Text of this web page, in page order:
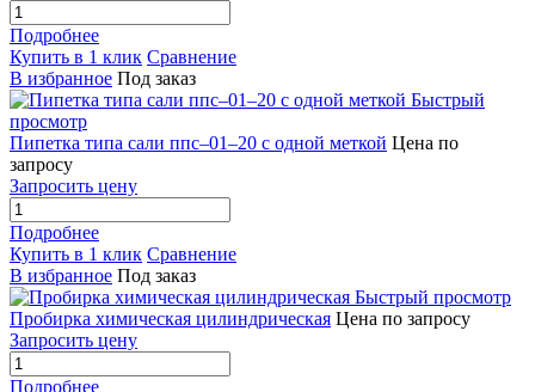
Подробнее
Купить в 1 клик Сравнение
В избранное Под заказ
Быстрый
просмотр
Пипетка типа сали ппс–01–20 с одной меткой Цена по
запросу
Запросить цену
Подробнее
Купить в 1 клик Сравнение
В избранное Под заказ
Быстрый просмотр
Пробирка химическая цилиндрическая Цена по запросу
Запросить цену
Подробнее